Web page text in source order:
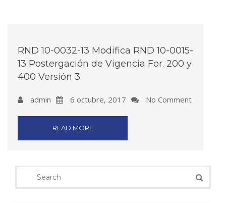
RND 10-0032-13 Modifica RND 10-0015-
13 Postergación de Vigencia For. 200 y
400 Versión 3
admin 6 octubre, 2017 No Comment
READ MORE